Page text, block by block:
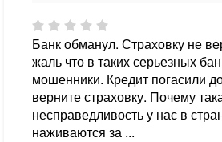
Банк обманул. Страховку не
жаль что в таких серьезных
мошенники. Кредит погасили
верните страховку. Почему
несправедливость у нас в
наживаются за ...